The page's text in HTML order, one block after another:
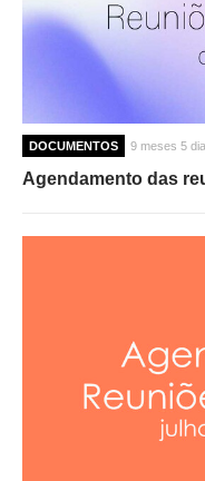
DOCUMENTOS 9 meses 5
Agendamento das